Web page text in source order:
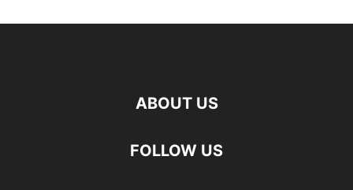
ABOUT US
FOLLOW US